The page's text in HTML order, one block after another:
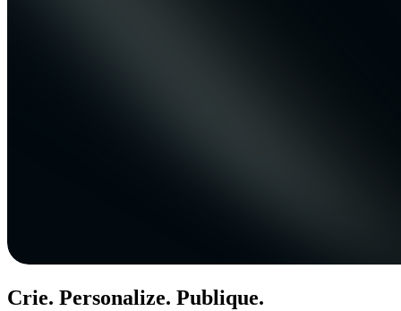
Crie. Personalize. Publique.